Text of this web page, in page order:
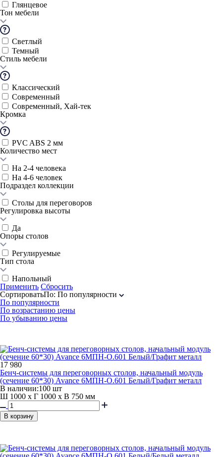
Глянцевое
Тон мебели
Светлый
Темный
Стиль мебели
Классический
Современный
Современный, Хай-тек
Кромка
PVC ABS 2 мм
Количество мест
На 2-4 человека
На 4-6 человек
Подраздел коллекции
Столы для переговоров
Регулировка высоты
Да
Опоры столов
Регулируемые
Тип стола
Напольный
Применить Сбросить
СортироватьПо: По популярности
По популярности
По возрастанию цены
По убыванию цены
17 980
Бенч-системы для переговорных столов, начальный модуль
(сечение 60*30) Avance 6МПН-О.601 Белый/Графит металл
В наличии:100 шт
Ш 1000 x Г 1000 x В 750 мм
В корзину